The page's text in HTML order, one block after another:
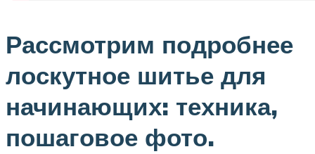
Рассмотрим подробнее
лоскутное шитье для
начинающих: техника,
пошаговое фото.